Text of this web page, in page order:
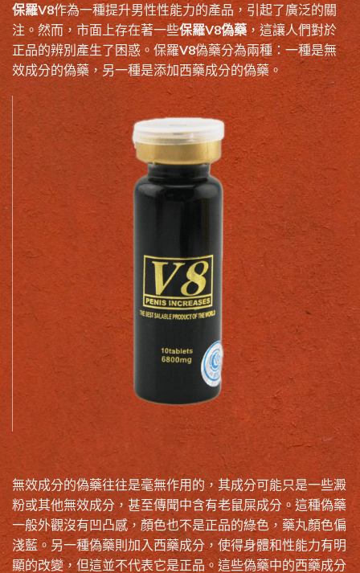
保羅V8作為一種提升男性性能力的產品，引起了廣泛的關
注。然而，市面上存在著一些保羅V8偽藥 ，這讓人們對於
正品的辨別產生了困惑。保羅V8偽藥分為兩種：一種是無
效成分的偽藥，另一種是添加西藥成分的偽藥。
無效成分的偽藥往往是毫無作用的，其成分可能只是一些澱
粉或其他無效成分，甚至傳聞中含有老鼠屎成分。這種偽藥
一般外觀沒有凹凸感，顏色也不是正品的綠色，藥丸顏色偏
淺藍。另一種偽藥則加入西藥成分，使得身體和性能力有明
顯的改變，但這並不代表它是正品。這些偽藥中的西藥成分